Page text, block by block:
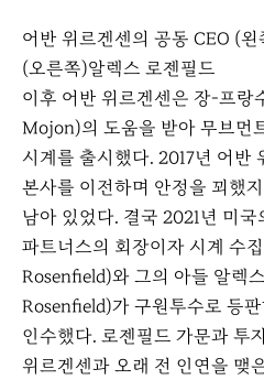
어반 위르겐센의 공동 CEO (
(오른쪽)알렉스 로젠필드
이후 어반 위르겐센은 장-프랑
Mojon)의 도움을 받아 무브먼
시계를 출시했다. 2017년 어반
본사를 이전하며 안정을 꾀했
남아 있었다. 결국 2021년 미
파트너스의 회장이자 시계 수
Rosenfield)와 그의 아들 알렉
Rosenfield)가 구원투수로 등
인수했다. 로젠필드 가문과 투
위르겐센과 오래 전 인연을 맺